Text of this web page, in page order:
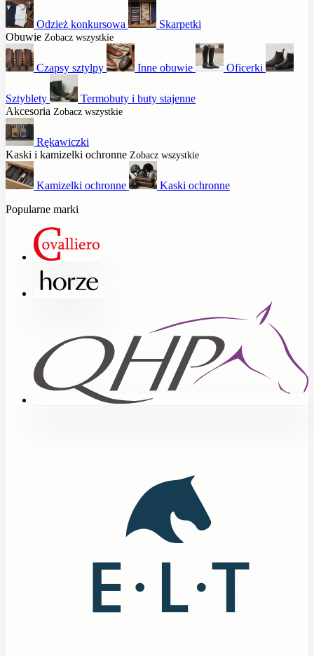
Odzież konkursowa
Skarpetki
Obuwie Zobacz wszystkie
Czapsy sztylpy Inne obuwie Oficerki
Sztyblety
Termobuty i buty stajenne
Akcesoria Zobacz wszystkie
Rękawiczki
Kaski i kamizelki ochronne Zobacz wszystkie
Kamizelki ochronne
Kaski ochronne
Popularne marki